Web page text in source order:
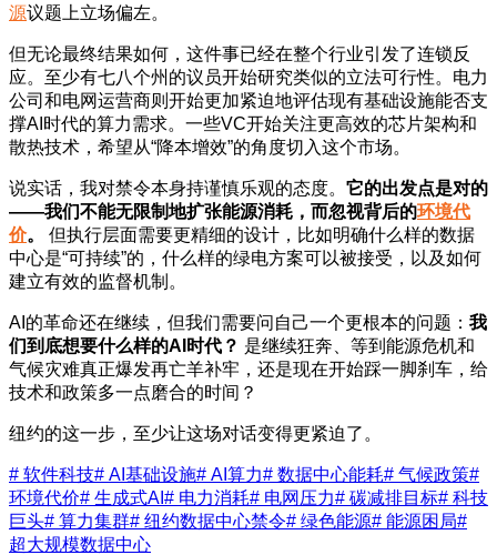
源议题上立场偏左。
但无论最终结果如何，这件事已经在整个行业引发了连锁反
应。至少有七八个州的议员开始研究类似的立法可行性。电力
公司和电网运营商则开始更加紧迫地评估现有基础设施能否支
撑AI时代的算力需求。一些VC开始关注更高效的芯片架构和
散热技术，希望从“降本增效”的角度切入这个市场。
说实话，我对禁令本身持谨慎乐观的态度。 它的出发点是对的
——我们不能无限制地扩张能源消耗，而忽视背后的环境代
价。
但执行层面需要更精细的设计，比如明确什么样的数据
中心是“可持续”的，什么样的绿电方案可以被接受，以及如何
建立有效的监督机制。
AI的革命还在继续，但我们需要问自己一个更根本的问题： 我
们到底想要什么样的AI时代？ 是继续狂奔、等到能源危机和
气候灾难真正爆发再亡羊补牢，还是现在开始踩一脚刹车，给
技术和政策多一点磨合的时间？
纽约的这一步，至少让这场对话变得更紧迫了。
# 软件科技# AI基础设施# AI算力# 数据中心能耗# 气候政策#
环境代价# 生成式AI # 电力消耗# 电网压力# 碳减排目标# 科技
巨头# 算力集群# 纽约数据中心禁令# 绿色能源# 能源困局#
超大规模数据中心